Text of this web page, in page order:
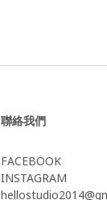
聯絡我們
FACEBOOK
INSTAGRAM